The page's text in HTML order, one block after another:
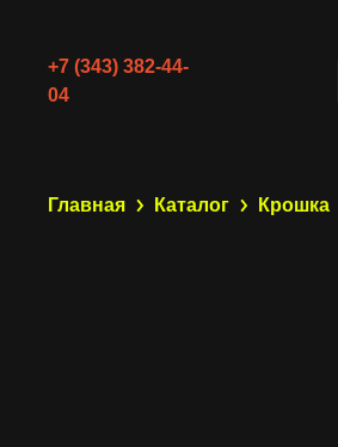
+7 (343) 382-44-
04
Главная Каталог Крошка